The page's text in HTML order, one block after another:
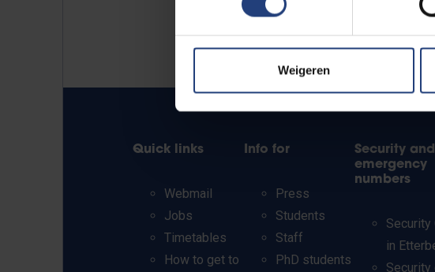
Weigeren
Quick links
Webmail
Jobs
Timetables
How to get to
Info for
Press
Students
Staff
PhD students
Security and
emergency
numbers
Security
in
Security